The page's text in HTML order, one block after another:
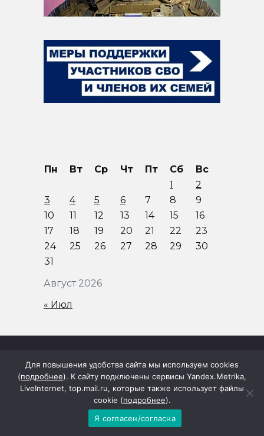
Август 2026
Пн Вт Ср Чт Пт Сб
Вс
1
2
3
4 5 6 7 8
9
10
11 12 13 14 15
16
17
18 19 20 21 22
23
24
25 26 27 28 29
30
31
« Июл
Реклама
О проекте
Для повышения удобства сайта мы используем cookies
(подробнее). К сайту подключены сервисы Yandex.Metrika,
LiveInternet, top.mail.ru, которые также использует файлы
cookie (подробнее).
Я согласен/согласна